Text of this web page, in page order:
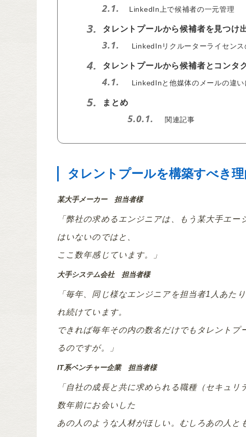
2.1. LinkedIn上で候補者の一元管理
3. タレントプールから候補者を見つけ
3.1. LinkedInリクルーターライセンス
4. タレントプールから候補者とコンタ
4.1. LinkedInと他媒体のメールの違い
5. まとめ
5.0.1. 関連記事
タレントプールを構築すべき理
某大手メーカー 担当者様
「弊社の求めるエンジニアは、もう某大手エ
はいないのではと、
ここ数年感じています。」
大手システム会社 担当者様
「毎年、同じ様なエンジニアを担当者1人あた
れ続けています。
できれば毎年その内の数名だけでもタレント
るのですが。」
IT系ベンチャー企業 担当者様
「自社の成長と共に求められる職種（セキュ
数年前にお会いした
あの人のような人材がほしい。むしろあの人と